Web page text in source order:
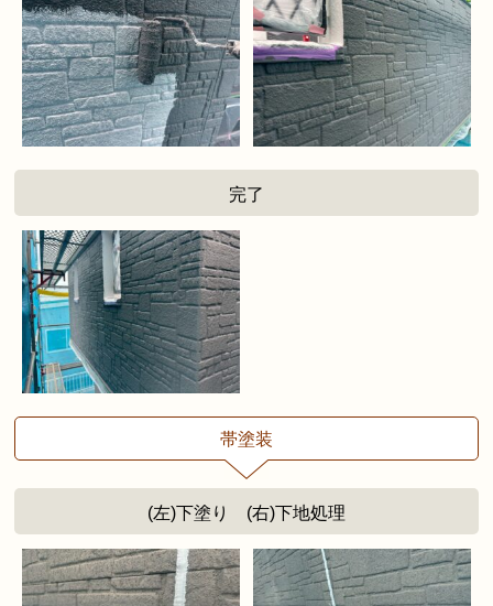
完了
帯塗装
(左)下塗り (右)下地処理